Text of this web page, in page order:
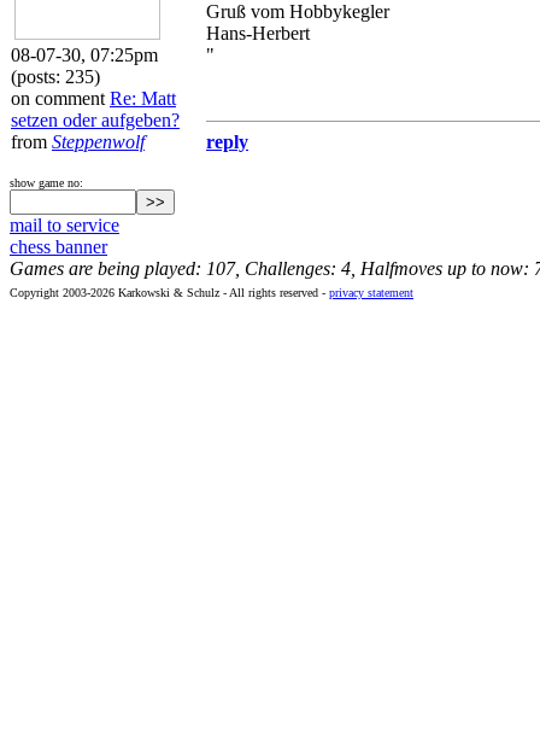
08-07-30, 07:25pm
(posts: 235)
on comment Re: Matt
setzen oder aufgeben?
from Steppenwolf
Gruß vom Hobbykegler
Hans-Herbert
"
reply
show game no:
mail to service
chess banner
Games are being played: 107, Challenges: 4, Halfmoves up to now:
Copyright 2003-2026 Karkowski & Schulz - All rights reserved - privacy statement